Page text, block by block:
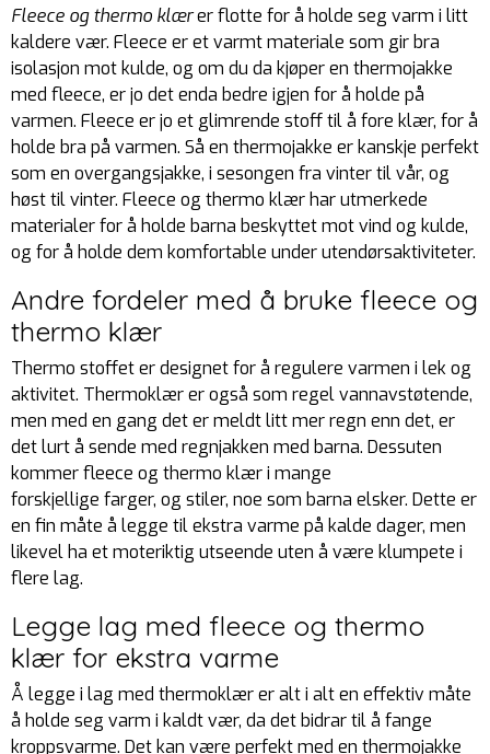
Fleece og thermo klærer flotte for å holde seg varm i litt
kaldere vær. Fleece er et varmt materiale som gir bra
isolasjon mot kulde, og om du da kjøper en thermojakke
med fleece, er jo det enda bedre igjen for å holde på
varmen. Fleece er jo et glimrende stoff til å fore klær, for å
holde bra på varmen. Så en thermojakke er kanskje perfekt
som en overgangsjakke, i sesongen fra vinter til vår, og
høst til vinter. Fleece og thermo klær har utmerkede
materialer for å holde barna beskyttet mot vind og kulde,
og for å holde dem komfortable under utendørsaktiviteter.
Andre fordeler med å bruke fleece og
thermo klær
Thermo stoffet er designet for å regulere varmen i lek og
aktivitet. Thermoklær er også som regel vannavstøtende,
men med en gang det er meldt litt mer regn enn det, er
det lurt å sende med regnjakken med barna. Dessuten
kommer fleece og thermo klær i mange
forskjellige farger, og stiler, noe som barna elsker. Dette er
en fin måte å legge til ekstra varme på kalde dager, men
likevel ha et moteriktig utseende uten å være klumpete i
flere lag.
Legge lag med fleece og thermo
klær for ekstra varme
Å legge i lag med thermoklær er alt i alt en effektiv måte
å holde seg varm i kaldt vær, da det bidrar til å fange
kroppsvarme. Det kan være perfekt med en thermojakke